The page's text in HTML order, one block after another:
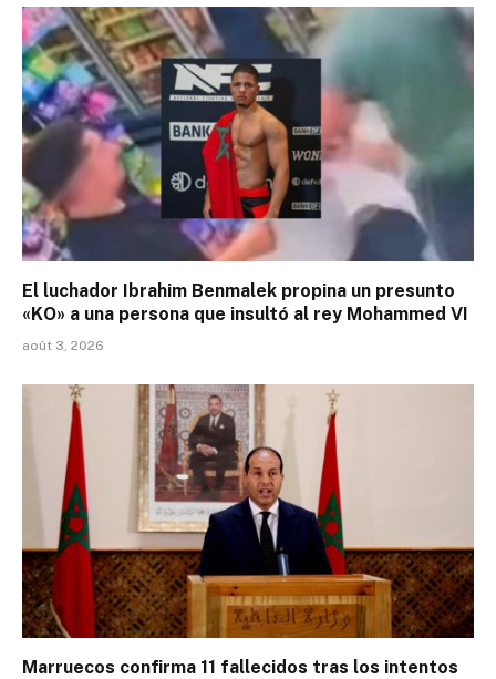
El luchador Ibrahim Benmalek propina un presunto
«KO» a una persona que insultó al rey Mohammed VI
août 3, 2026
Marruecos confirma 11 fallecidos tras los intentos